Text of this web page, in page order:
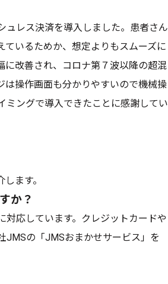
ュレス決済を導入しました。患者さん
いるためか、想定よりもスムーズに
に改善され、コロナ第７波以降の超混
は操作画面も分かりやすいので機械操
ミングで導入できたことに感謝してい
ます。
か？
応しています。クレジットカードや
JMSの「JMSおまかせサービス」を